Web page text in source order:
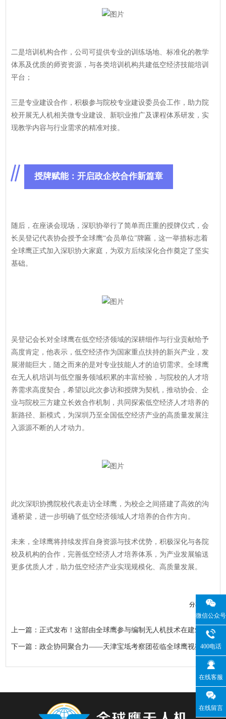
二是培训机构合作，公司可提供专业的训练场地、标准化的教学
体系及优质的师资资源，与各类培训机构共建低空经济技能培训
平台；
三是专业建设合作，积极参与院校专业建设委员会工作，助力院
校开展无人机相关微专业建设、新职业推广及课程体系研发，实
现教学内容与行业需求的精准对接。
授牌赋能：开启政企校合作新篇章
随后，在座谈会现场，深职协举行了简单而庄重的授牌仪式，会
长吴登记代表协会授予全球鹰“会员单位”牌匾，这一举措标志着
全球鹰正式加入深职协大家庭，为双方后续深化合作奠定了坚实
基础。
吴登记会长对全球鹰在低空经济领域的深耕细作与行业贡献给予
高度肯定，他表示，低空经济作为国家重点扶持的新兴产业，发
展潜能巨大，随之而来的是对专业技能人才的迫切需求。全球鹰
在无人机培训与低空服务领域积累的丰富经验，与院校的人才培
养需求高度契合，希望以此次参访和授牌为契机，推动协会、企
业与院校三方建立长效合作机制，共同探索低空经济人才培养的
新路径、新模式，为深圳乃至全国低空经济产业的高质量发展注
入源源不断的人才动力。
此次深职协携院校代表走访全球鹰，为校企之间搭建了高效的沟
通桥梁，进一步明确了低空经济领域人才培养的合作方向。
未来，全球鹰将持续发挥自身资源与技术优势，积极深化与各院
校及机构的合作，完善低空经济人才培养体系，为产业发展输送
更多优质人才，助力低空经济产业实现规模化、高质量发展。
分享到：
上一篇：正式发布！这部由全球鹰参与编制无人机技术在建筑消防领域的标准，为破解“高层灭火难”提供科学指引
下一篇：政企协同聚合力——天津宝坻考察团莅临全球鹰视察交流，共话合作新机遇
微信公众号
400电话
在线客服
在线留言